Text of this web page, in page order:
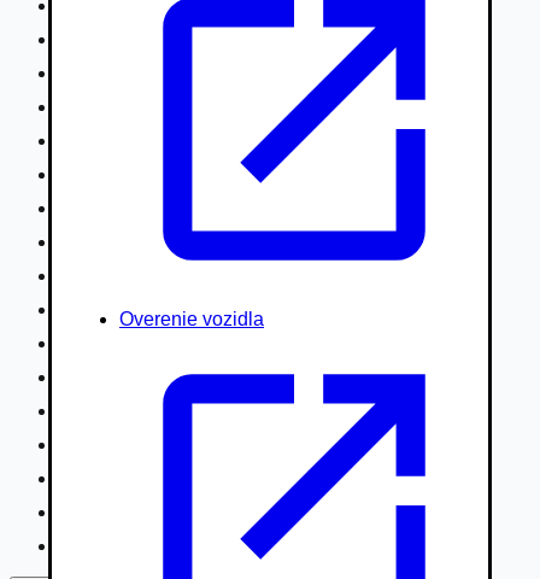
Overenie vozidla
Nákladné vozidlá nad 7,5t
Vodné/Snežné skútre, štvorkolky
Poľnohospodárske vozidlá / stroje
Hydraulické ruky autožeriavy
Špeciály/nosiče kontajnerov
Návesy/prívesy nadstavby
Lode/člny, lietadlá/vznášadlá
Príslušenstvo, Oblečenie